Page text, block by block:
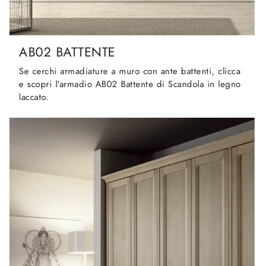
AB02 BATTENTE
Se cerchi armadiature a muro con ante battenti, clicca
e scopri l'armadio AB02 Battente di Scandola in legno
laccato.